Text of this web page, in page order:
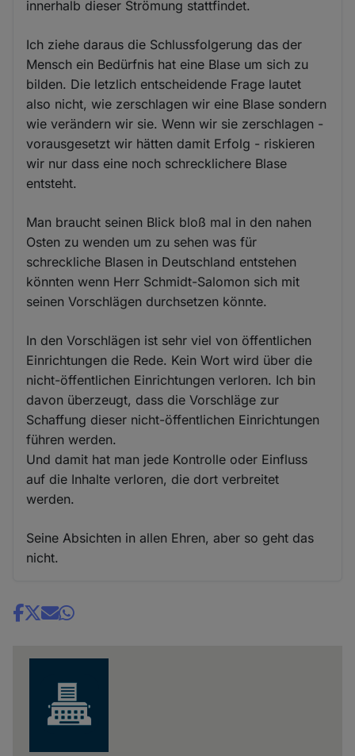
innerhalb dieser Strömung stattfindet.
Ich ziehe daraus die Schlussfolgerung das der
Mensch ein Bedürfnis hat eine Blase um sich zu
bilden. Die letzlich entscheidende Frage lautet
also nicht, wie zerschlagen wir eine Blase sondern
wie verändern wir sie. Wenn wir sie zerschlagen -
vorausgesetzt wir hätten damit Erfolg - riskieren
wir nur dass eine noch schrecklichere Blase
entsteht.
Man braucht seinen Blick bloß mal in den nahen
Osten zu wenden um zu sehen was für
schreckliche Blasen in Deutschland entstehen
könnten wenn Herr Schmidt-Salomon sich mit
seinen Vorschlägen durchsetzen könnte.
In den Vorschlägen ist sehr viel von öffentlichen
Einrichtungen die Rede. Kein Wort wird über die
nicht-öffentlichen Einrichtungen verloren. Ich bin
davon überzeugt, dass die Vorschläge zur
Schaffung dieser nicht-öffentlichen Einrichtungen
führen werden.
Und damit hat man jede Kontrolle oder Einfluss
auf die Inhalte verloren, die dort verbreitet
werden.
Seine Absichten in allen Ehren, aber so geht das
nicht.
Share